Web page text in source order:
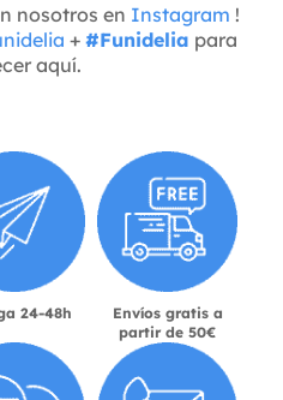
nosotros en Instagram !
+ #Funidelia para
aquí.
24-48h
Envíos gratis a
partir de 50€